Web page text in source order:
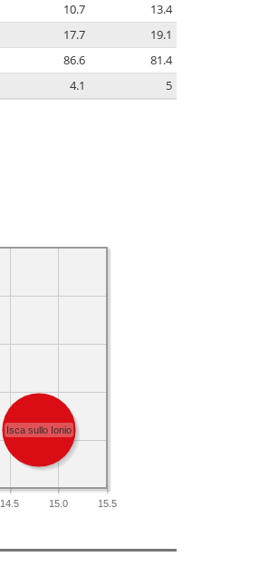
10.7
13.4
17.7
19.1
86.6
81.4
4.1 5
14.5 15.0 15.5
Isca sullo Ionio